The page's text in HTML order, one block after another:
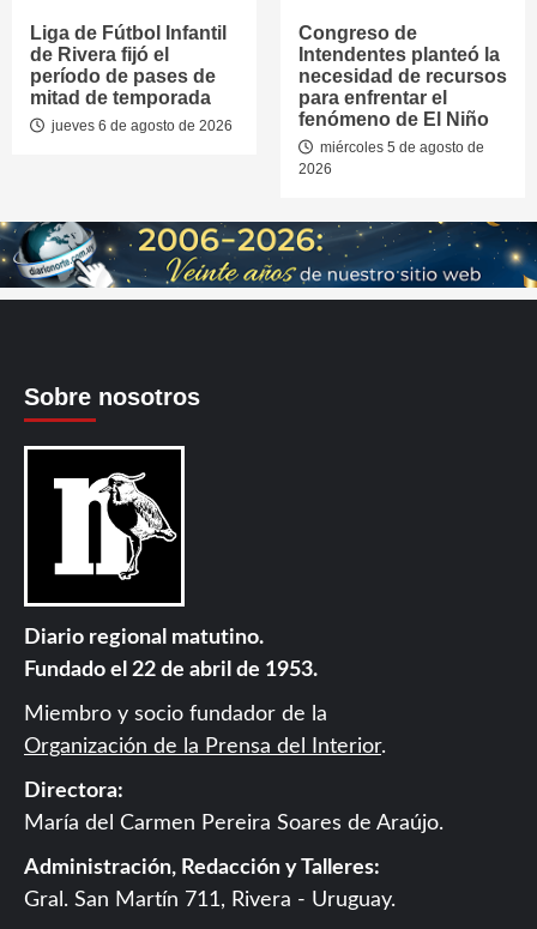
Liga de Fútbol Infantil
de Rivera fijó el
período de pases de
mitad de temporada
jueves 6 de agosto de 2026
Congreso de
Intendentes planteó la
necesidad de recursos
para enfrentar el
fenómeno de El Niño
miércoles 5 de agosto de
2026
Sobre nosotros
Diario regional matutino.
Fundado el 22 de abril de 1953.
Miembro y socio fundador de la
Organización de la Prensa del Interior.
Directora:
María del Carmen Pereira Soares de Araújo.
Administración, Redacción y Talleres:
Gral. San Martín 711, Rivera - Uruguay.